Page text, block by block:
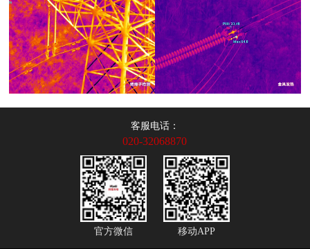
客服电话：
020-32068870
官方微信 移动APP